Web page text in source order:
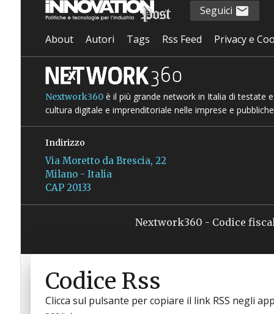
Seguici
About Autori Tags Rss Feed Privacy e
Nextwork360è il più grande network in Italia di testate
cultura digitale e imprenditoriale nelle imprese e
Indirizzo
Via Moretto da Brescia, 22
Milano - Italia
CAP 20133
Nextwork360 - Codice
Codice Rss
Clicca sul pulsante per copiare il link RSS negli